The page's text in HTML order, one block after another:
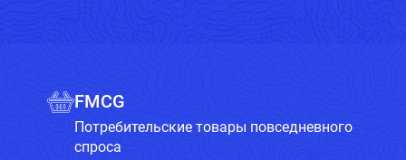
FMCG
Потребительские товары повседневного
спроса